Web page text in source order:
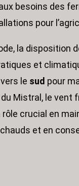
besoins des
pour
la disposition
et
le sud pour
Mistral, le vent
crucial en
et en